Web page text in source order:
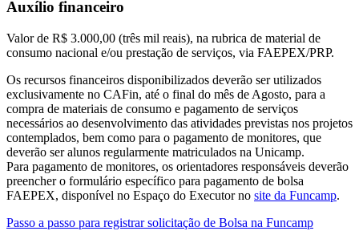
Auxílio financeiro
Valor de R$ 3.000,00 (três mil reais), na rubrica de material de
consumo nacional e/ou prestação de serviços, via FAEPEX/PRP.
Os recursos financeiros disponibilizados deverão ser utilizados
exclusivamente no CAFin, até o final do mês de Agosto, para a
compra de materiais de consumo e pagamento de serviços
necessários ao desenvolvimento das atividades previstas nos projetos
contemplados, bem como para o pagamento de monitores, que
deverão ser alunos regularmente matriculados na Unicamp.
Para pagamento de monitores, os orientadores responsáveis deverão
preencher o formulário específico para pagamento de bolsa
FAEPEX, disponível no Espaço do Executor no site da Funcamp.
Passo a passo para registrar solicitação de Bolsa na Funcamp